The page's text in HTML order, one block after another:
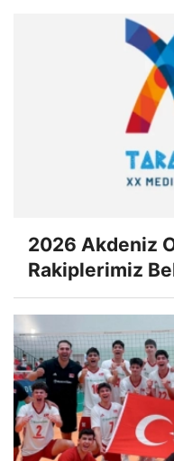
2026 Akdeniz
Rakiplerimiz